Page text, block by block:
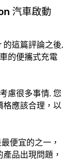
汽車啟動
這篇評論之後,
的便攜式充電
慮很多事情. 您
格應該合理，以
便宜的之一，
品出現問題，